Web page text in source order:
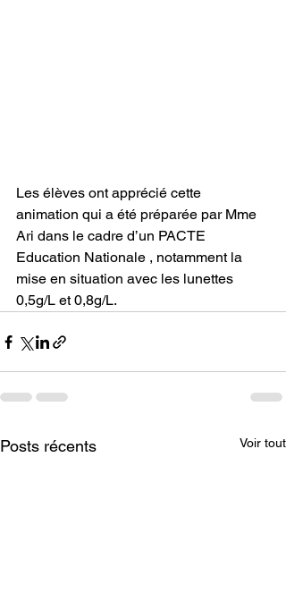
Les élèves ont apprécié cette
animation qui a été préparée par Mme
Ari dans le cadre d’un PACTE
Education Nationale , notamment la
mise en situation avec les lunettes
0,5g/L et 0,8g/L.
Posts récents Voir tout